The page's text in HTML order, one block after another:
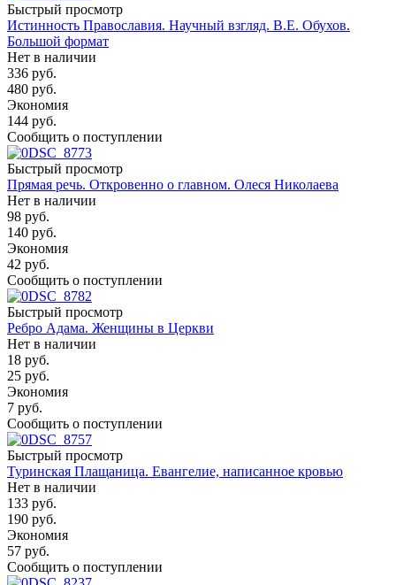
Быстрый просмотр
Истинность Православия. Научный взгляд. В.Е. Обухов.
Большой формат
Нет в наличии
336 руб.
480 руб.
Экономия
144 руб.
Сообщить о поступлении
Быстрый просмотр
Прямая речь. Откровенно о главном. Олеся Николаева
Нет в наличии
98 руб.
140 руб.
Экономия
42 руб.
Сообщить о поступлении
Быстрый просмотр
Ребро Адама. Женщины в Церкви
Нет в наличии
18 руб.
25 руб.
Экономия
7 руб.
Сообщить о поступлении
Быстрый просмотр
Туринская Плащаница. Евангелие, написанное кровью
Нет в наличии
133 руб.
190 руб.
Экономия
57 руб.
Сообщить о поступлении